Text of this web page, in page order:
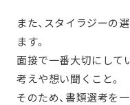
また、スタイラジーの
ます。
面接で一番大切にして
考えや想い聞くこと。
そのため、書類選考を